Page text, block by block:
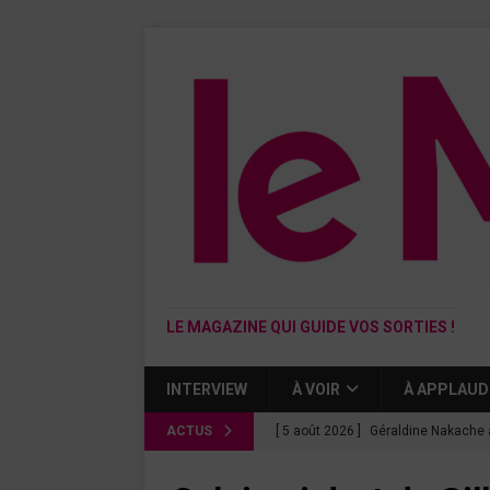
LE MAGAZINE QUI GUIDE VOS SORTIES !
INTERVIEW À VOIR À
ACTUS [ 5 août 2026 ] Géraldine